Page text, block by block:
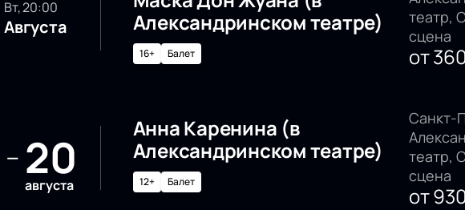
вт, 20:00
Августа
Александринском театре)
16+ Балет
театр,
сцена
от
— 20
августа
Анна Каренина (в
Александринском театре)
12+ Балет
Санкт-
театр,
сцена
от